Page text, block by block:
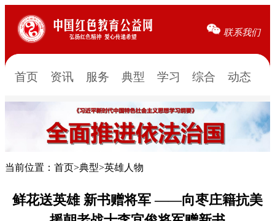
联系我们
首页 资讯 服务 典型 学习 综合 动态
当前位置： 首页>典型>英雄人物
鲜花送英雄 新书赠将军 ——向枣庄籍抗美